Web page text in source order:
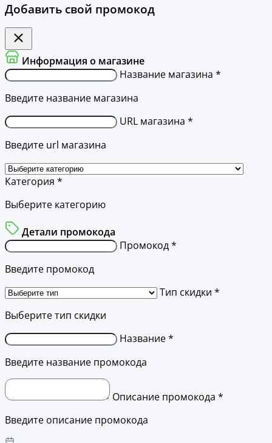
Добавить свой промокод
Информация о магазине
Название магазина *
Введите название магазина
URL магазина *
Введите url магазина
Категория *
Выберите категорию
Детали промокода
Промокод *
Введите промокод
Тип скидки *
Выберите тип скидки
Название *
Введите название промокода
Описание промокода *
Введите описание промокода